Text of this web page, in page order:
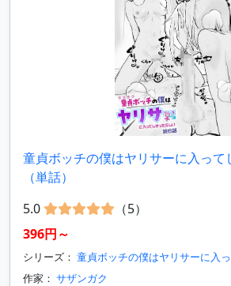
童貞ボッチの僕はヤリサーに入って
（単話）
5.0
（5）
396円～
シリーズ： 童貞ボッチの僕はヤリサーに入
作家： サザンガク